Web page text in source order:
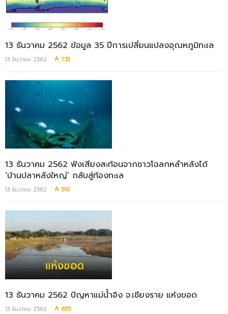
13 ธันวาคม 2562 ข้อมูล 35 ปีการเปลี่ยนแปลงอุณหภูมิทะเล
13 ธันวาคม 2562 733
13 ธันวาคม 2562 ฟังเสียงสะท้อนจากชาวโฉลกหลำหลังได้
‘บ้านปลาหลังใหญ่’ กลับสู่ท้องทะเล
13 ธันวาคม 2562 510
13 ธันวาคม 2562 ปัญหาแม่น้ำอิง จ.เชียงราย แห้งขอด
13 ธันวาคม 2562 655